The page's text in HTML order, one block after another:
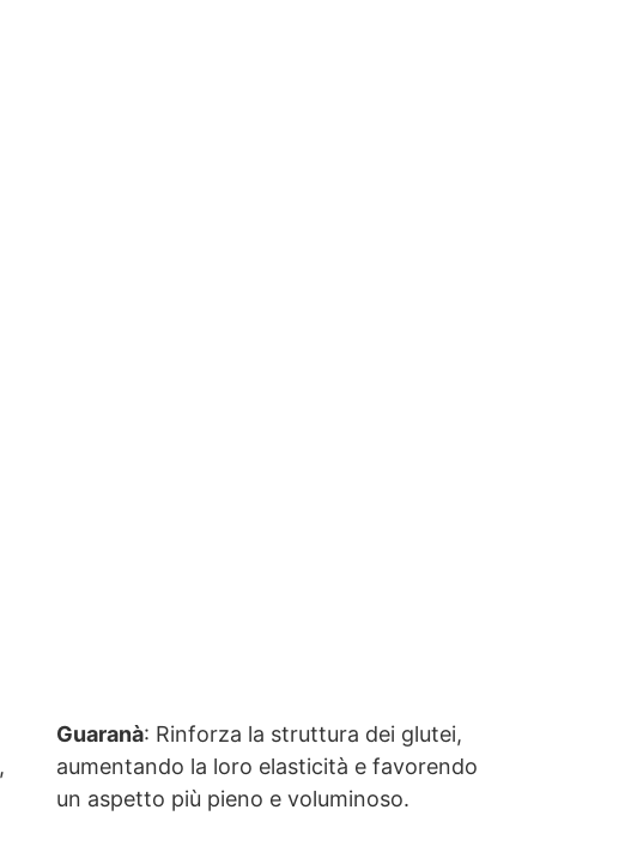
Guaranà: Rinforza la struttura dei glutei,
aumentando la loro elasticità e favorendo
un aspetto più pieno e voluminoso.